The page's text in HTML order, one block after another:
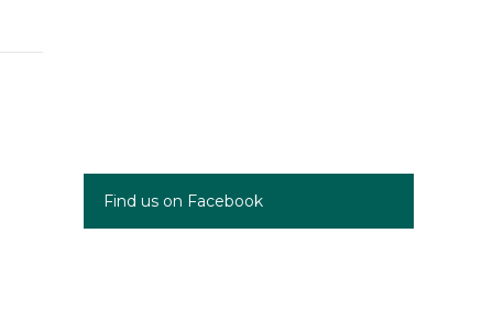
Find us on Facebook